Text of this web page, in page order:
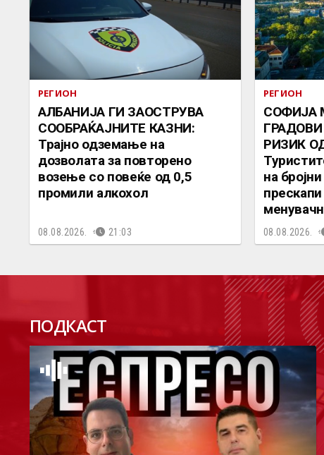
РЕГИОН
АЛБАНИЈА ГИ ЗАОСТРУВА
СООБРАЌАЈНИТЕ КАЗНИ:
Трајно одземање на
дозволата за повторено
возење со повеќе од 0,5
промили алкохол
08.08.2026. 21:03
РЕГИОН
СОФИЈА
РИЗИК
на
08.08.2026.
ПОДКАСТ